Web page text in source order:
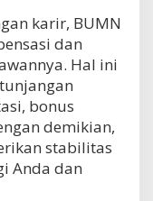
karir, BUMN
dan
Hal ini
bonus
demikian,
stabilitas
Anda dan